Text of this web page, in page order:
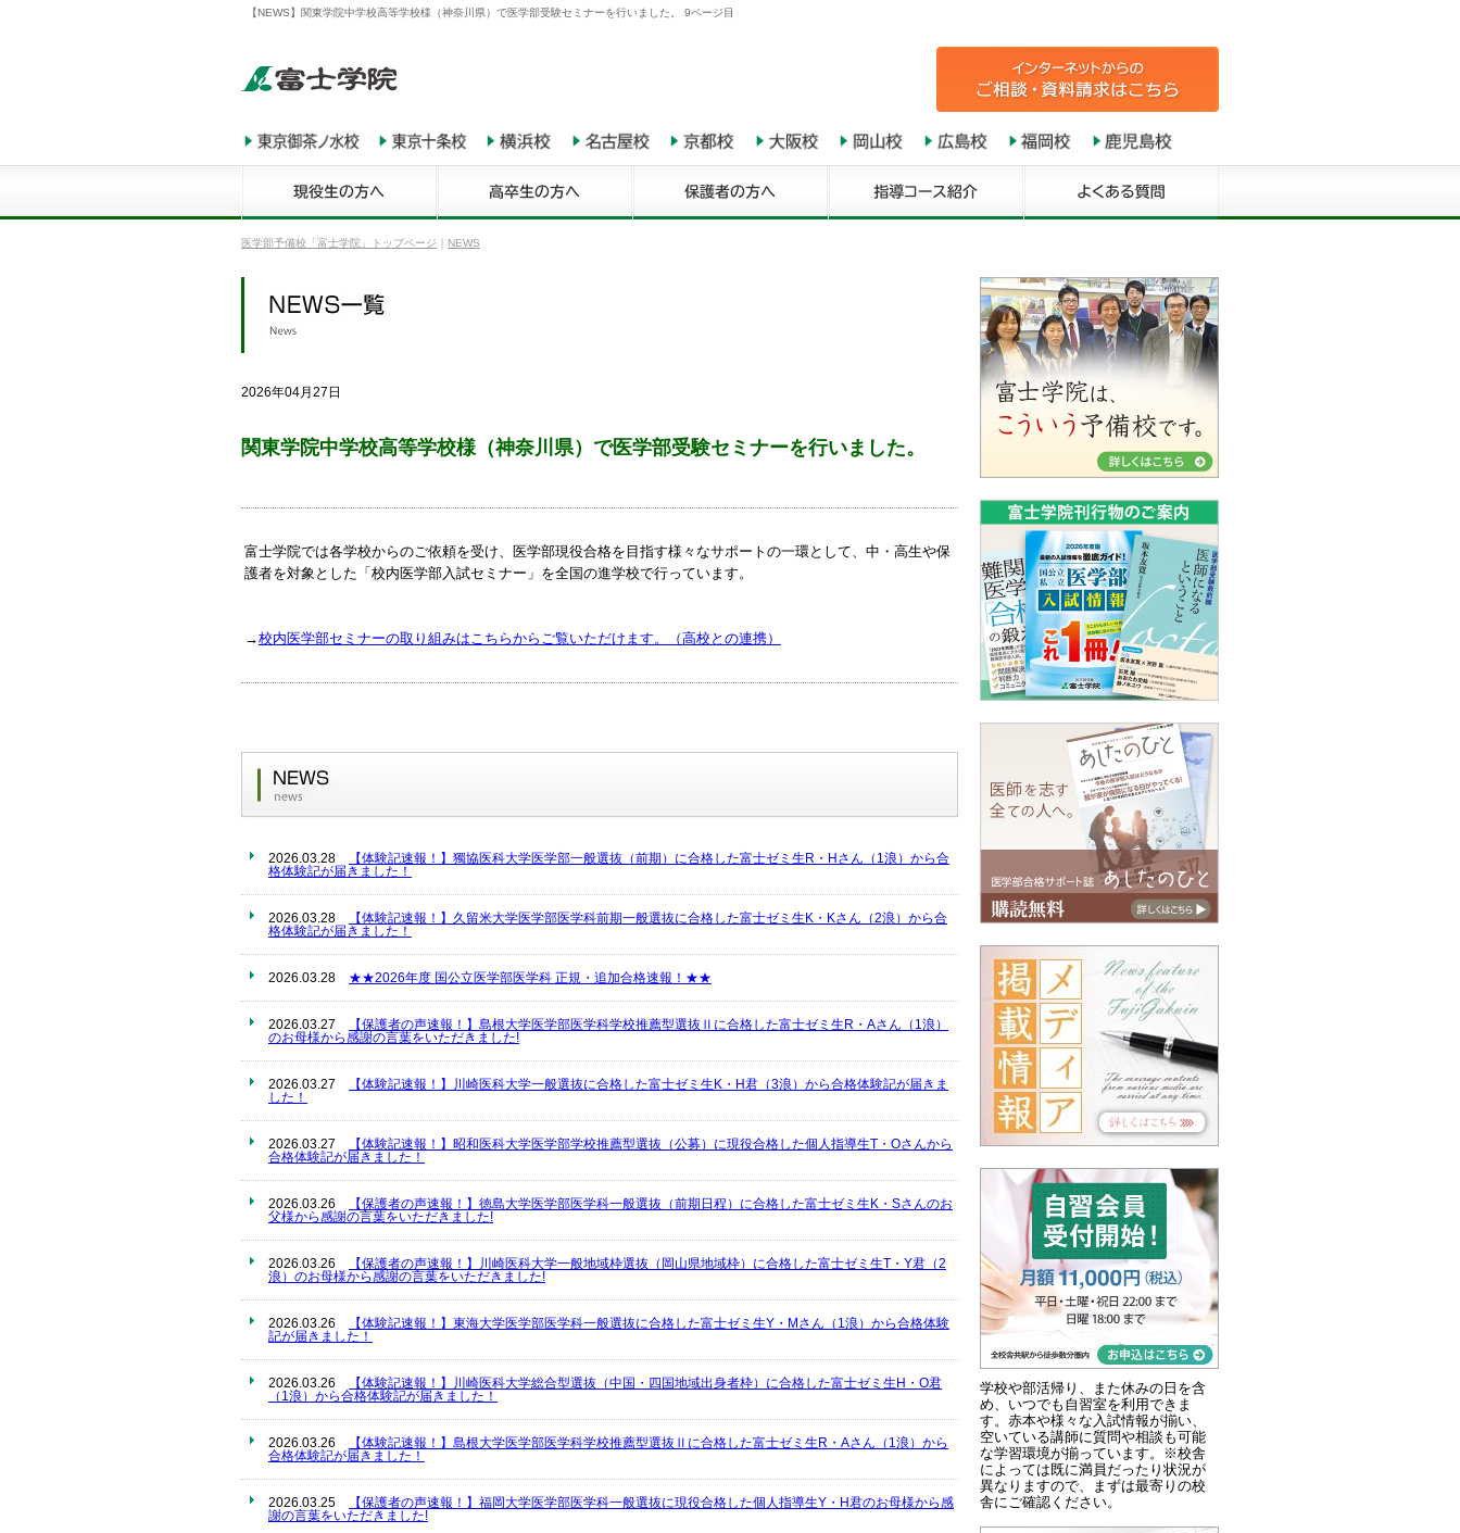
【NEWS】関東学院中学校高等学校様（神奈川県）で医学部受験セミナーを行いました。 9ページ目
医学部予備校「富士学院」トップページ NEWS
2026年04月27日
関東学院中学校高等学校様（神奈川県）で医学部受験セミナーを行いました。
富士学院では各学校からのご依頼を受け、医学部現役合格を目指す様々なサポートの一環として、中・高生や保
護者を対象とした「校内医学部入試セミナー」を全国の進学校で行っています。
→校内医学部セミナーの取り組みはこちらからご覧いただけます。（高校との連携）
2026.03.28
【体験記速報！】獨協医科大学医学部一般選抜（前期）に合格した富士ゼミ生R・Hさん（1浪）から合
格体験記が届きました！
2026.03.28
【体験記速報！】久留米大学医学部医学科前期一般選抜に合格した富士ゼミ生K・Kさん（2浪）から合
格体験記が届きました！
2026.03.28 ★★2026年度 国公立医学部医学科 正規・追加合格速報！★★
2026.03.27
【保護者の声速報！】島根大学医学部医学科学校推薦型選抜Ⅱに合格した富士ゼミ生R・Aさん（1浪）
のお母様から感謝の言葉をいただきました!
2026.03.27
【体験記速報！】川崎医科大学一般選抜に合格した富士ゼミ生K・H君（3浪）から合格体験記が届きま
した！
2026.03.27
【体験記速報！】昭和医科大学医学部学校推薦型選抜（公募）に現役合格した個人指導生T・Oさんから
合格体験記が届きました！
2026.03.26
【保護者の声速報！】徳島大学医学部医学科一般選抜（前期日程）に合格した富士ゼミ生K・Sさんのお
父様から感謝の言葉をいただきました!
2026.03.26
【保護者の声速報！】川崎医科大学一般地域枠選抜（岡山県地域枠）に合格した富士ゼミ生T・Y君（2
浪）のお母様から感謝の言葉をいただきました!
2026.03.26
【体験記速報！】東海大学医学部医学科一般選抜に合格した富士ゼミ生Y・Mさん（1浪）から合格体験
記が届きました！
2026.03.26
【体験記速報！】川崎医科大学総合型選抜（中国・四国地域出身者枠）に合格した富士ゼミ生H・O君
（1浪）から合格体験記が届きました！
2026.03.26
【体験記速報！】島根大学医学部医学科学校推薦型選抜Ⅱに合格した富士ゼミ生R・Aさん（1浪）から
合格体験記が届きました！
2026.03.25
【保護者の声速報！】福岡大学医学部医学科一般選抜に現役合格した個人指導生Y・H君のお母様から感
謝の言葉をいただきました!
学校や部活帰り、また休みの日を含
め、いつでも自習室を利用できま
す。赤本や様々な入試情報が揃い、
空いている講師に質問や相談も可能
な学習環境が揃っています。※校舎
によっては既に満員だったり状況が
異なりますので、まずは最寄りの校
舎にご確認ください。